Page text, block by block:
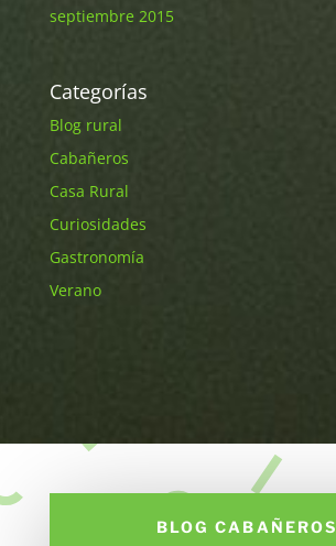
septiembre 2015
Categorías
Blog rural
Cabañeros
Casa Rural
Curiosidades
Gastronomía
Verano
BLOG CABAÑEROS